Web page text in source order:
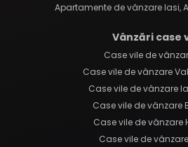
Apartamente de vânzare Iasi,
Vânzări case
Case vile de
Case vile de vânzare
Case vile de vânzare
Case vile de vânzare
Case vile de vânzare
Case vile de